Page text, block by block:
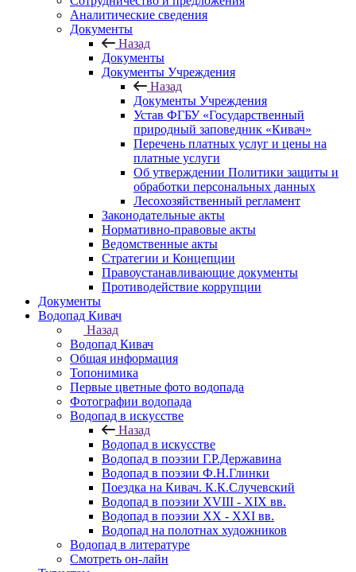
Аналитические сведения
Документы
Назад
Документы
Документы Учреждения
Назад
Документы Учреждения
Устав ФГБУ «Государственный
природный заповедник «Кивач»
Перечень платных услуг и цены на
платные услуги
Об утверждении Политики защиты и
обработки персональных данных
Лесохозяйственный регламент
Законодательные акты
Нормативно-правовые акты
Ведомственные акты
Стратегии и Концепции
Правоустанавливающие документы
Противодействие коррупции
Документы
Водопад Кивач
Назад
Водопад Кивач
Общая информация
Топонимика
Первые цветные фото водопада
Фотографии водопада
Водопад в искусстве
Назад
Водопад в искусстве
Водопад в поэзии Г.Р.Державина
Водопад в поэзии Ф.Н.Глинки
Поездка на Кивач. К.К.Случевский
Водопад в поэзии XVIII - XIX вв.
Водопад в поэзии XX - XXI вв.
Водопад на полотнах художников
Водопад в литературе
Смотреть он-лайн